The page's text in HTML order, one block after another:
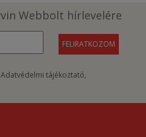
Webbolt hírlevelére
Adatvédelmi tájékoztató